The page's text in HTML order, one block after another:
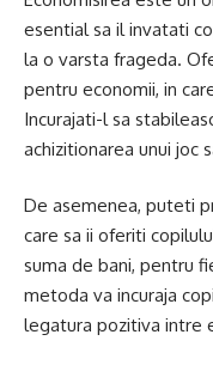
esential sa il invatati
la o varsta frageda.
pentru economii, in
Incurajati-l sa
achizitionarea unui joc
De asemenea, puteti
care sa ii oferiti
suma de bani, pentru
metoda va incuraja
legatura pozitiva intre